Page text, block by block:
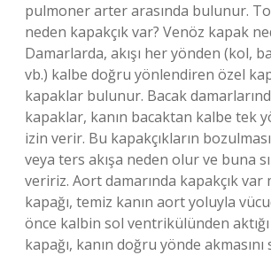
pulmoner arter arasında bulunur.
neden kapakçık var? Venöz kapak
Damarlarda, akışı her yönden (kol,
vb.) kalbe doğru yönlendiren özel
kapaklar bulunur. Bacak
kapaklar, kanın bacaktan kalbe tek
izin verir. Bu kapakçıkların
veya ters akışa neden olur ve buna
veririz. Aort damarında kapakçık var
kapağı, temiz kanın aort yoluyla
önce kalbin sol ventrikülünden
kapağı, kanın doğru yönde